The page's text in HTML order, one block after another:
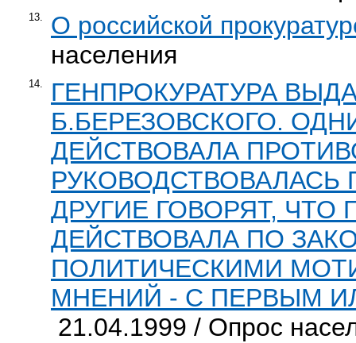
13.
О российской
населения
14.
ГЕНПРОКУРАТУРА
Б.БЕРЕЗОВСКОГО.
ДЕЙСТВОВАЛА
ДРУГИЕ ГОВОРЯТ, ЧТО
ДЕЙСТВОВАЛА ПО
ПОЛИТИЧЕСКИМИ
МНЕНИЙ - С ПЕРВЫМ
21.04.1999 / Опрос